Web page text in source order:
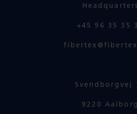
Headquarters
+45 96 35 35
Svendborgvej
9220 Aalborg